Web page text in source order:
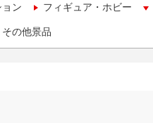
ン フィギュア・ホビー
その他景品